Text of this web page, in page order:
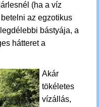
(ha a víz
az egzotikus
bástyája, a
hátteret a
Akár
tökéletes
vízállás,